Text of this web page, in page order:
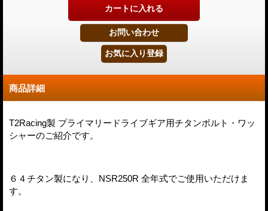
商品詳細
T2Racing製 プライマリードライブギア用チタンボルト・ワッ
シャーのご紹介です。
６４チタン製になり、NSR250R 全年式でご使用いただけま
す。